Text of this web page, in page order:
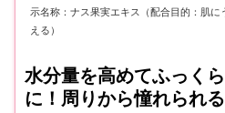
示名称：ナス果実エキス（配合目的：肌
える）
水分量を高めてふっく
に！周りから憧れられ